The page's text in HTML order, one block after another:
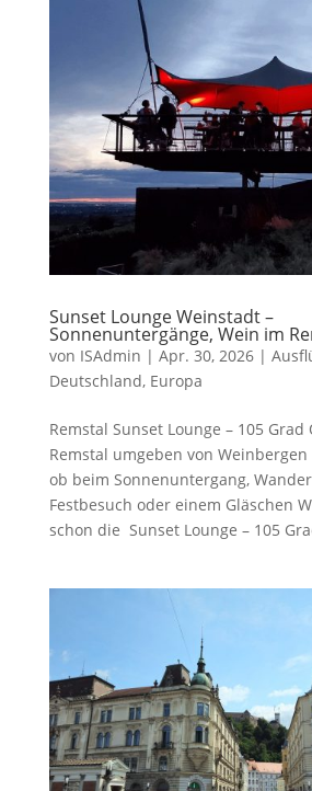
Sunset Lounge Weinstadt –
Sonnenuntergänge, Wein im
von ISAdmin | Apr. 30, 2026|
Deutschland, Europa
Remstal Sunset Lounge – 105
Remstal umgeben von
ob beim Sonnenuntergang,
Festbesuch oder einem Gläschen
schon die Sunset Lounge – 105